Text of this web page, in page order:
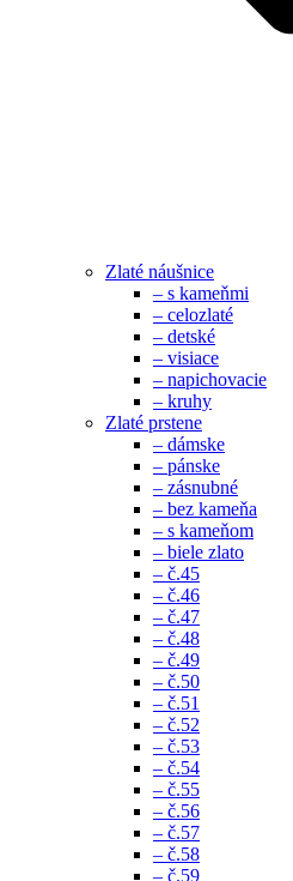
Zlaté náušnice
– s kameňmi
– celozlaté
– detské
– visiace
– napichovacie
– kruhy
Zlaté prstene
– dámske
– pánske
– zásnubné
– bez kameňa
– s kameňom
– biele zlato
– č.45
– č.46
– č.47
– č.48
– č.49
– č.50
– č.51
– č.52
– č.53
– č.54
– č.55
– č.56
– č.57
– č.58
– č.59